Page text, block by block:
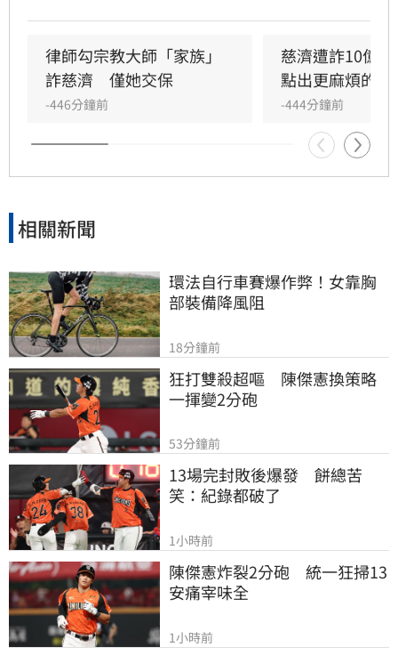
前桃園市議員王浩宇對此直言，當時衛福部已明
確勸阻，並強調緊急授權疫苗僅售予政府單位，
呼籲各界勿信謠言，但慈濟未聽勸告，最終不僅
資金遭詐騙，疫苗也未能順利購得。此案震驚社
會，也讓當年藍白陣營針對陳時中與政府的疫苗
採購砲轟顯得格外諷刺，再次引發輿論對當年疫
律師勾宗教大師「家族」
詐慈濟　僅她交保
-446分鐘前
慈濟遭詐10億
點出更麻煩的問
-444分鐘前
相關新聞
環法自行車賽爆作弊！女靠胸
部裝備降風阻
18分鐘前
狂打雙殺超嘔　陳傑憲換策略
一揮變2分砲
53分鐘前
13場完封敗後爆發　餅總苦
笑：紀錄都破了
1小時前
陳傑憲炸裂2分砲　統一狂掃13
安痛宰味全
1小時前